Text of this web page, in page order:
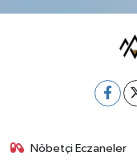
Nöbetçi Eczaneler